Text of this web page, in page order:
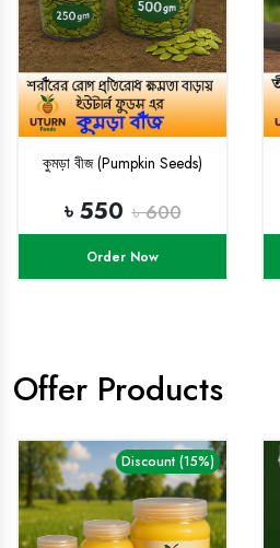
কুমড়া বীজ (Pumpkin Seeds)
৳ 550 ৳ 600
Order Now
Offer Products
Discount (15%)